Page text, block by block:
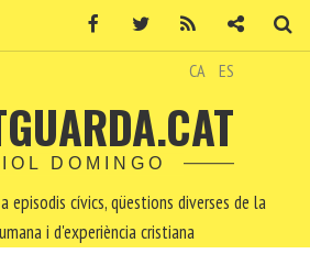
CA ES
DOMINGO
episodis cívics, qüestions diverses de la
i d'experiència cristiana
Facebook Twitter Contacte